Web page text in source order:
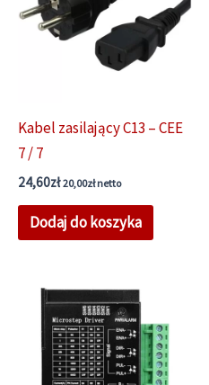
Kabel zasilający C13 – CEE
7 / 7
24,60zł 20,00złnetto
Dodaj do koszyka